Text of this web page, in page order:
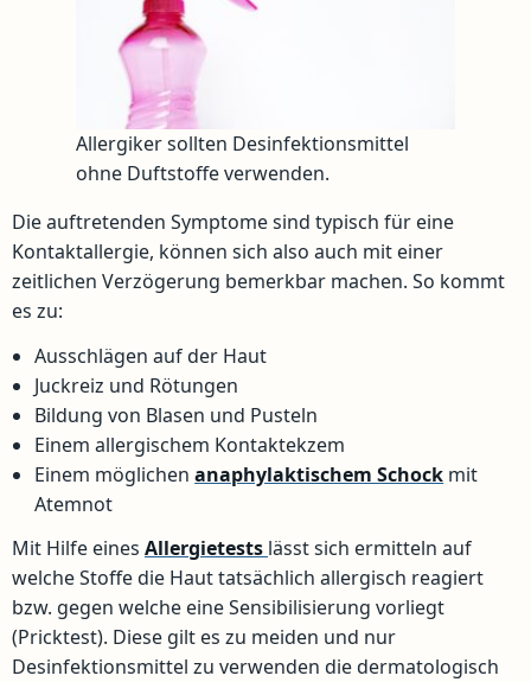
Allergiker sollten Desinfektionsmittel
ohne Duftstoffe verwenden.
Die auftretenden Symptome sind typisch für eine
Kontaktallergie, können sich also auch mit einer
zeitlichen Verzögerung bemerkbar machen. So kommt
es zu:
Ausschlägen auf der Haut
Juckreiz und Rötungen
Bildung von Blasen und Pusteln
Einem allergischem Kontaktekzem
Einem möglichenanaphylaktischem Schock mit
Atemnot
Mit Hilfe eines Allergietests lässt sich ermitteln auf
welche Stoffe die Haut tatsächlich allergisch reagiert
bzw. gegen welche eine Sensibilisierung vorliegt
(Pricktest). Diese gilt es zu meiden und nur
Desinfektionsmittel zu verwenden die dermatologisch